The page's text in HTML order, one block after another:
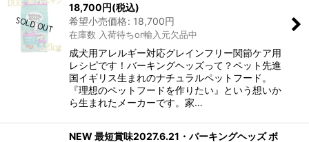
18,700円(税込)
希望小売価格: 18,700円
在庫数 入荷待ちor輸入元欠品中
成犬用アレルギー対応グレインフリー関節ケア用
レシピです！バーキングヘッズって？ペット先進
国イギリス生まれのナチュラルペットフード。
『理想のペットフードを作りたい』という想いか
ら生まれたメーカーです。家…
NEW 最短賞味2027.6.21・バーキングヘッズ ボ